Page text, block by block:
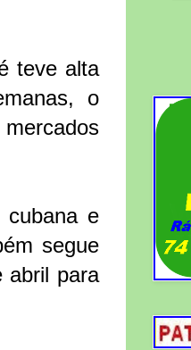
teve alta
o
cubana e
segue
abril para